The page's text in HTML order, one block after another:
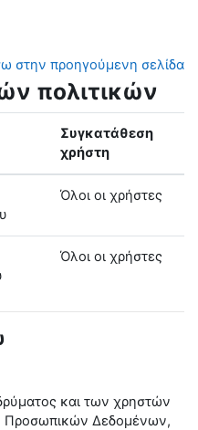
στην προηγούμενη σελίδα
πολιτικών
Συγκατάθεση
χρήστη
Όλοι οι χρήστες
Όλοι οι χρήστες
και των χρηστών
Προσωπικών Δεδομένων,